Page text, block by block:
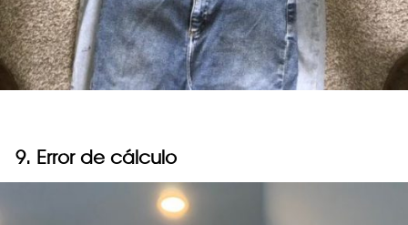
9. Error de cálculo